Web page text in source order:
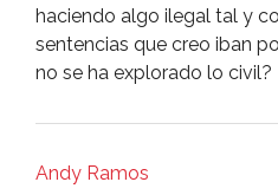
haciendo algo ilegal tal y
sentencias que creo iban
no se ha explorado lo civil?
Andy Ramos